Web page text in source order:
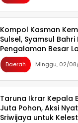
Kompol Kasman
Sulsel, Syamsul
Pengalaman Besar
Memimpin
Daerah Minggu, 02/
Taruna Ikrar Kepala
Juta Pohon, Aksi
Sriwijaya untuk